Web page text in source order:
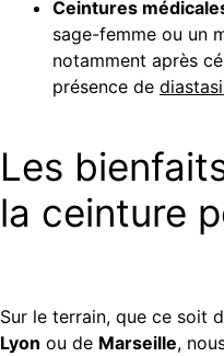
Ceintures
sage-femme ou un
notamment après
présence de
Les
la ceinture
Sur le terrain, que ce soit
Lyon ou de Marseille,